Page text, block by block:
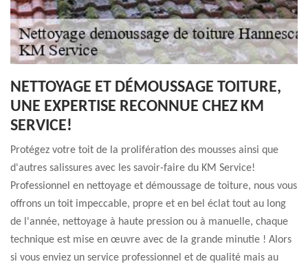
NETTOYAGE ET DÉMOUSSAGE TOITURE,
UNE EXPERTISE RECONNUE CHEZ KM
SERVICE!
Protégez votre toit de la prolifération des mousses ainsi que
d'autres salissures avec les savoir-faire du KM Service!
Professionnel en nettoyage et démoussage de toiture, nous vous
offrons un toit impeccable, propre et en bel éclat tout au long
de l'année, nettoyage à haute pression ou à manuelle, chaque
technique est mise en œuvre avec de la grande minutie ! Alors
si vous enviez un service professionnel et de qualité mais au